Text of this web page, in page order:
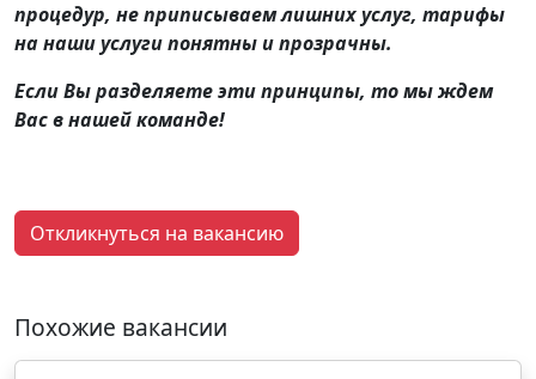
процедур, не приписываем лишних услуг, тарифы
на наши услуги понятны и прозрачны.
Если Вы разделяете эти принципы, то мы ждем
Вас в нашей команде!
Откликнуться на вакансию
Похожие вакансии